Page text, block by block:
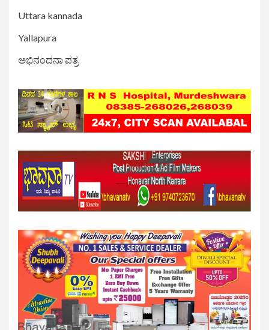
Uttara kannada
Yallapura
ಅಭಿನಂದನಾ ಪತ್ರ